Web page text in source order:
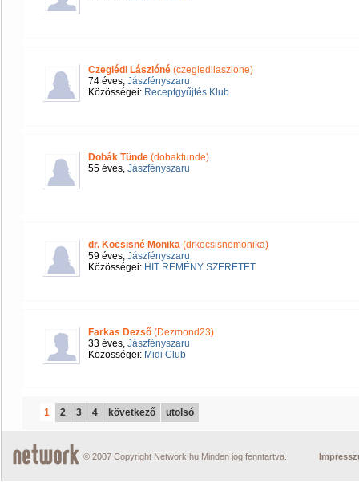
Czeglédi Lászlóné (czegledilaszlone)
74 éves, Jászfényszaru
Közösségei: Receptgyűjtés Klub
Dobák Tünde (dobaktunde)
55 éves, Jászfényszaru
dr. Kocsisné Monika (drkocsisnemonika)
59 éves, Jászfényszaru
Közösségei: HIT REMÉNY SZERETET
Farkas Dezső (Dezmond23)
33 éves, Jászfényszaru
Közösségei: Midi Club
1 2 3 4 következő utolsó
© 2007 Copyright Network.hu Minden jog fenntartva.